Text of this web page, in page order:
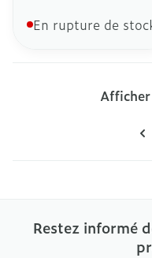
En rupture de
Afficher
Restez informé